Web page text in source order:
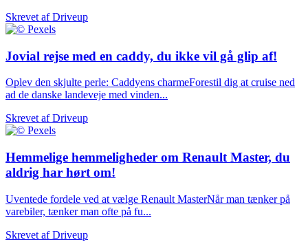
Skrevet afDriveup
Jovial rejse med en caddy, du ikke vil gå glip af!
Oplev den skjulte perle: Caddyens charmeForestil dig at cruise ned
ad de danske landeveje med vinden...
Skrevet afDriveup
Hemmelige hemmeligheder om Renault Master, du
aldrig har hørt om!
Uventede fordele ved at vælge Renault MasterNår man tænker på
varebiler, tænker man ofte på fu...
Skrevet afDriveup